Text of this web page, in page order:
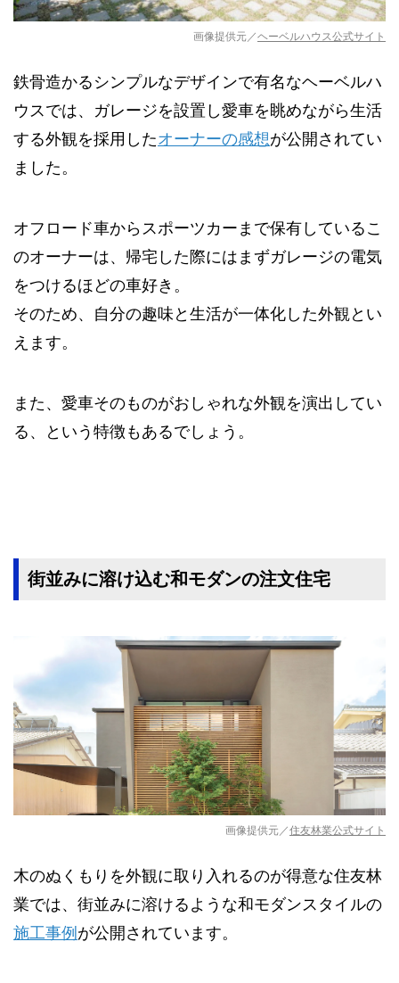
画像提供元／ヘーベルハウス公式サイト
鉄骨造かるシンプルなデザインで有名なヘーベルハ
ウスでは、ガレージを設置し愛車を眺めながら生活
する外観を採用したオーナーの感想が公開されてい
ました。
オフロード車からスポーツカーまで保有しているこ
のオーナーは、帰宅した際にはまずガレージの電気
をつけるほどの車好き。
そのため、自分の趣味と生活が一体化した外観とい
えます。
また、愛車そのものがおしゃれな外観を演出してい
る、という特徴もあるでしょう。
街並みに溶け込む和モダンの注文住宅
画像提供元／住友林業公式サイト
木のぬくもりを外観に取り入れるのが得意な住友林
業では、街並みに溶けるような和モダンスタイルの
施工事例 が公開されています。